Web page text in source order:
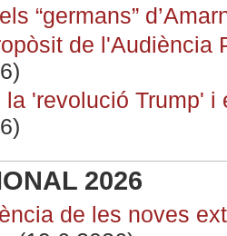
“germans”
de l'Audiència
la 'revolució Trump' i
2026
de les noves